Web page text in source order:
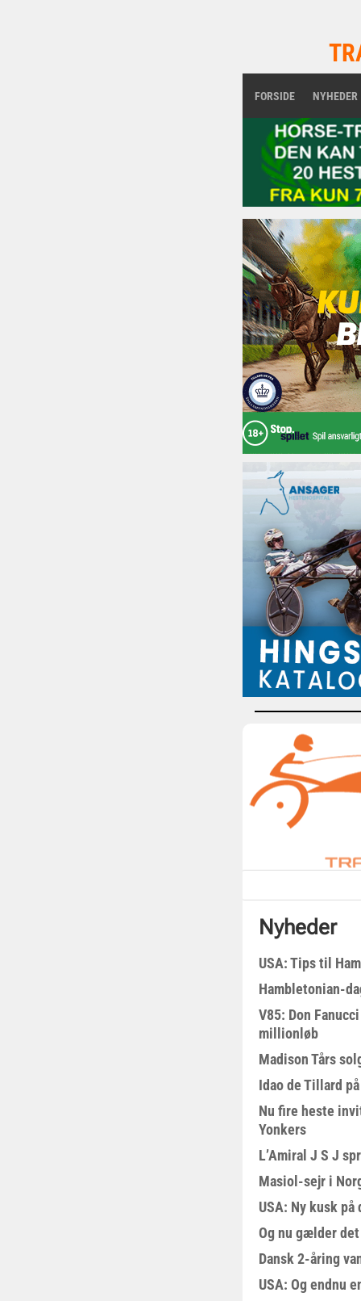
FORSIDE NYHEDER
Nyheder
USA: Tips til
Hambletonian-
V85: Don
millionløb
Madison Tårs
Idao de Tillard
Nu fire heste
Yonkers
L’Amiral J S J
Masiol-sejr i
USA: Ny kusk på
Og nu gælder
Dansk 2-åring
USA: Og endnu